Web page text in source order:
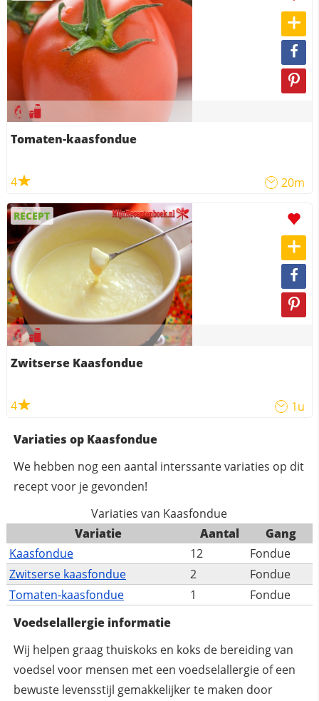
Tomaten-kaasfondue
4 20m
RECEPT
Zwitserse Kaasfondue
4 1u
Variaties op Kaasfondue
We hebben nog een aantal interssante variaties op dit
recept voor je gevonden!
Variaties van Kaasfondue
Variatie
Aantal
Gang
Kaasfondue
12
Fondue
Zwitserse kaasfondue
2
Fondue
Tomaten-kaasfondue
1
Fondue
Voedselallergie informatie
Wij helpen graag thuiskoks en koks de bereiding van
voedsel voor mensen met een voedselallergie of een
bewuste levensstijl gemakkelijker te maken door